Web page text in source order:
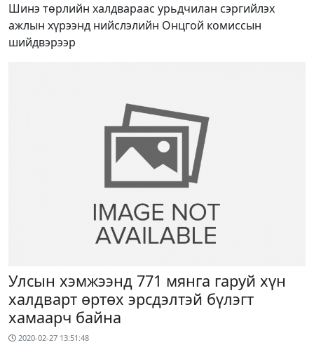
Шинэ төрлийн халдвараас урьдчилан сэргийлэх
ажлын хүрээнд нийслэлийн Онцгой комиссын
шийдвэрээр
Улсын хэмжээнд 771 мянга гаруй хүн
халдварт өртөх эрсдэлтэй бүлэгт
хамаарч байна
2020-02-27 13:51:48